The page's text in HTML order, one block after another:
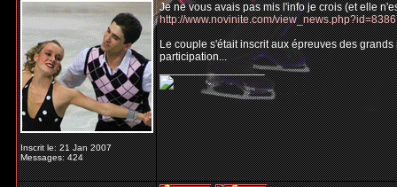
Inscrit le: 21 Jan 2007
Messages: 424
Je ne vous avais pas mis l'info je crois (et elle
http://www.novinite.com/
Le couple s'était inscrit aux épreuves des
participation...
_________________